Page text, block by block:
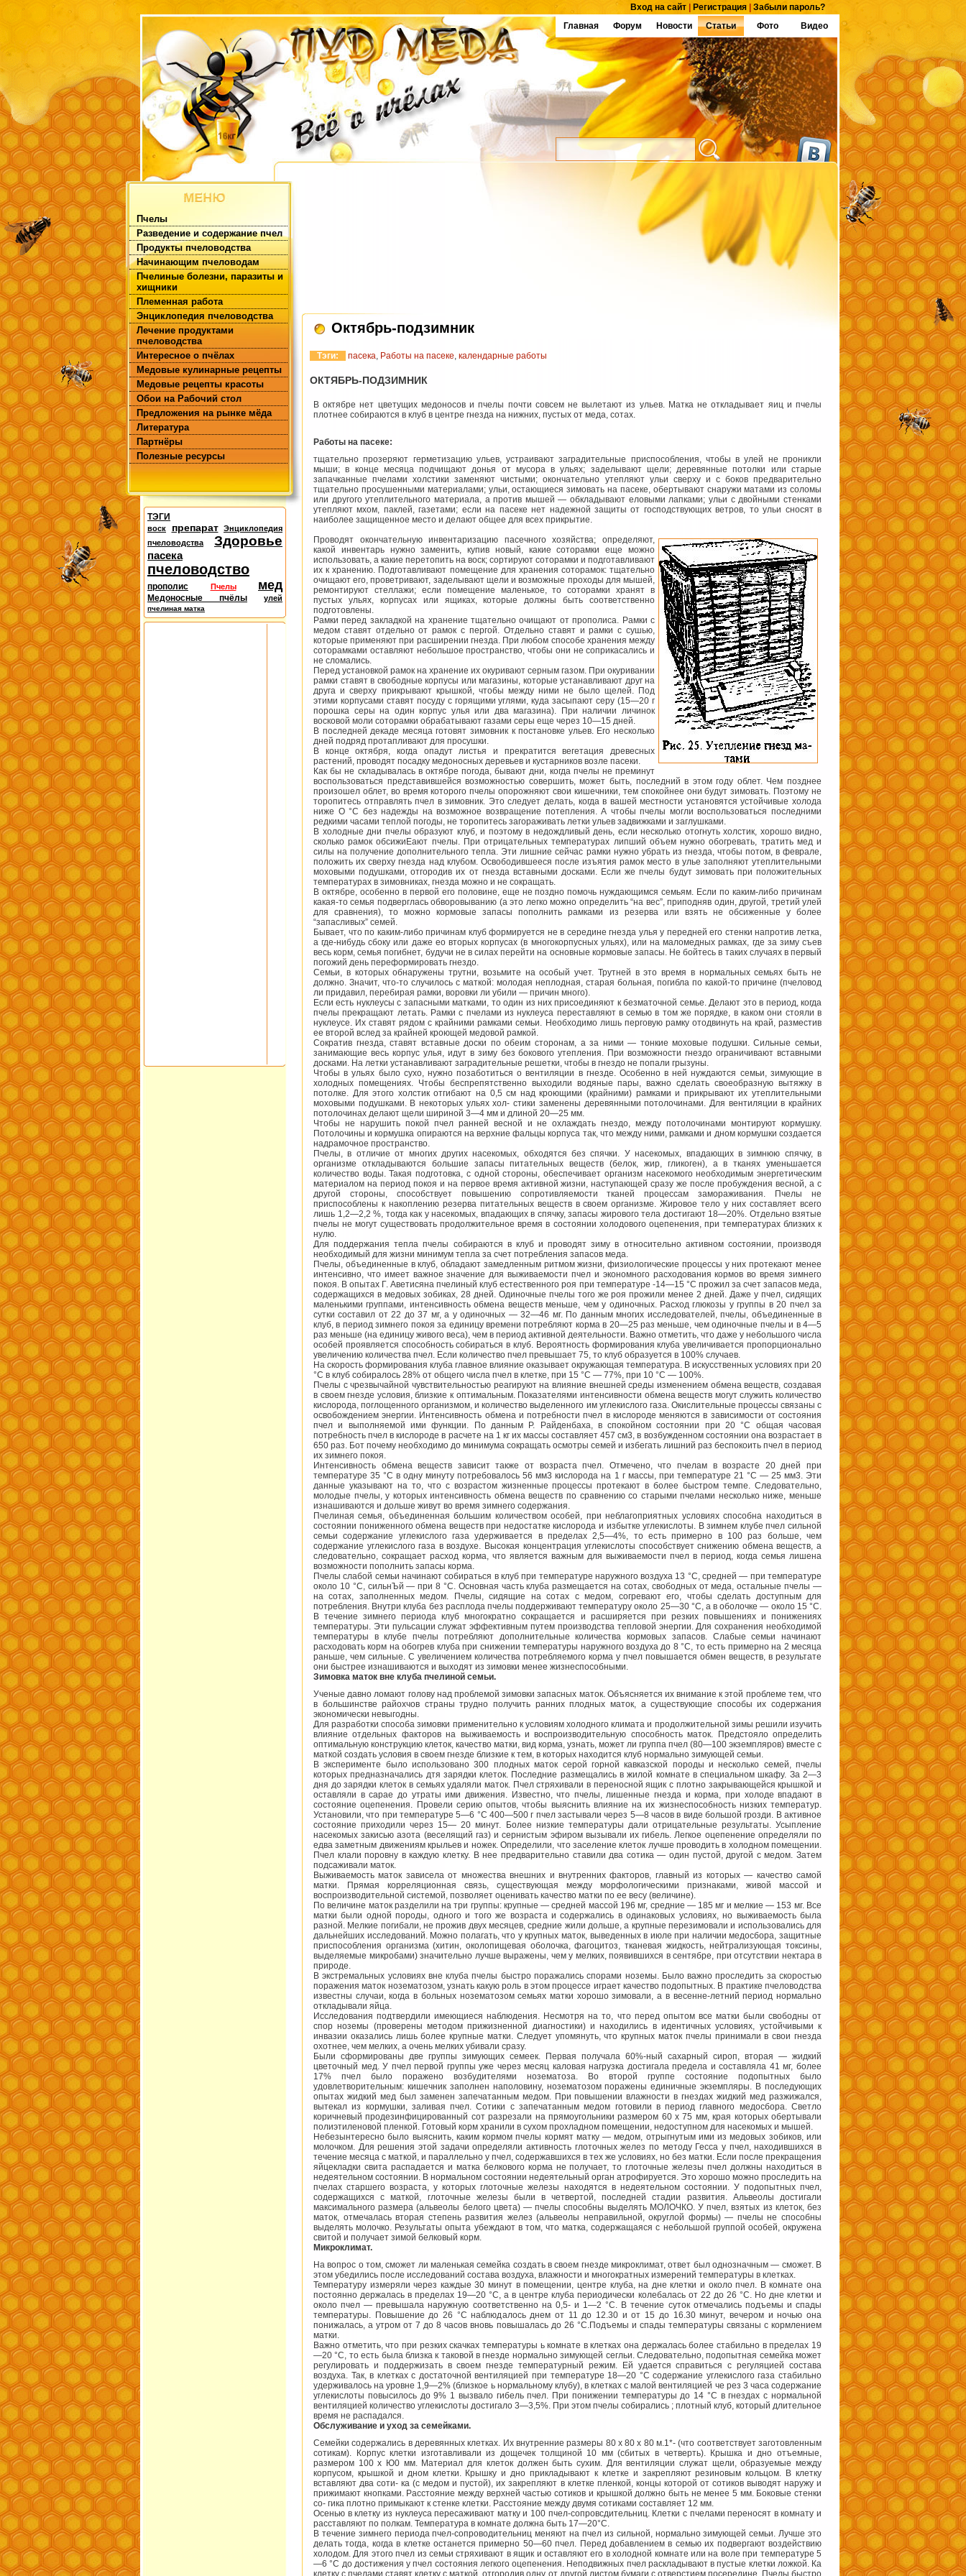
Вход на сайт Регистрация
Забыли пароль?
Главная
Форум Новости Статьи Фото Видео
Пчелы
Разведение и содержание пчел
Продукты пчеловодства
Начинающим пчеловодам
Пчелиные болезни, паразиты и
хищники
Племенная работа
Энциклопедия пчеловодства
Лечение продуктами
пчеловодства
Интересное о пчёлах
Медовые кулинарные рецепты
Медовые рецепты красоты
Обои на Рабочий стол
Предложения на рынке мёда
Литература
Партнёры
Полезные ресурсы
ТЭГИ
воск препарат
Энциклопедия
пчеловодства
Здоровье
пасека
пчеловодство
прополис Пчелы мед
Медоносные пчёлы улей
пчелиная матка
Октябрь-подзимник
Тэги: пасека, Работы на пасеке, календарные работы
ОКТЯБРЬ-ПОДЗИМНИК
В октябре нет цветущих медоносов и пчелы почти совсем не вылетают из ульев. Матка не откладывает яиц и пчелы
плотнее собираются в клуб в центре гнезда на нижних, пустых от меда, сотах.
Работы на пасеке:
тщательно прозеряют герметизацию ульев, устраивают заградительные приспособления, чтобы в улей не проникли
мыши; в конце месяца подчищают донья от мусора в ульях; заделывают щели; деревянные потолки или старые
запачканные пчелами холстики заменяют чистыми; окончательно утепляют ульи сверху и с боков предварительно
тщательно просушенными материалами; ульи, остающиеся зимовать на пасеке, обертывают снаружи матами из соломы
или другого утеплительного материала, а против мышей — обкладывают еловыми лапками; ульи с двойными стенками
утепляют мхом, паклей, газетами; если на пасеке нет надежной защиты от господствующих ветров, то ульи сносят в
наиболее защищенное место и делают общее для всех прикрытие.
Проводят окончательную инвентаризацию пасечного хозяйства; определяют,
какой инвентарь нужно заменить, купив новый, какие соторамки еще можно
использовать, а какие перетопить на воск; сортируют соторамки и подготавливают
их к хранению. Подготавливают помещение для хранения соторамок: тщательно
очищают его, проветривают, заделывают щели и возможные проходы для мышей,
ремонтируют стеллажи; если помещение маленькое, то соторамки хранят в
пустых ульях, корпусах или ящиках, которые должны быть соответственно
подготовлены.
Рамки перед закладкой на хранение тщательно очищают от прополиса. Рамки с
медом ставят отдельно от рамок с пергой. Отдельно ставят и рамки с сушью,
которые применяют при расширении гнезда. При любом способе хранения между
соторамками оставляют небольшое пространство, чтобы они не соприкасались и
не сломались.
Перед установкой рамок на хранение их окуривают серным газом. При окуривании
рамки ставят в свободные корпусы или магазины, которые устанавливают друг на
друга и сверху прикрывают крышкой, чтобы между ними не было щелей. Под
этими корпусами ставят посуду с горящими углями, куда засыпают серу (15—20 г
порошка серы на один корпус улья или два магазина). При наличии личинок
восковой моли соторамки обрабатывают газами серы еще через 10—15 дней.
В последней декаде месяца готовят зимовник к постановке ульев. Его несколько
дней подряд протапливают для просушки.
В конце октября, когда опадут листья и прекратится вегетация древесных
растений, проводят посадку медоносных деревьев и кустарников возле пасеки.
Как бы не складывалась в октябре погода, бывают дни, когда пчелы не преминут
воспользоваться представившейся возможностью совершить, может быть, последний в этом году облет. Чем позднее
произошел облет, во время которого пчелы опорожняют свои кишечники, тем спокойнее они будут зимовать. Поэтому не
торопитесь отправлять пчел в зимовник. Это следует делать, когда в вашей местности установятся устойчивые холода
ниже О °С без надежды на возможное возвращение потепления. А чтобы пчелы могли воспользоваться последними
редкими часами теплой погоды, не торопитесь загораживать летки ульев задвижками и заглушками.
В холодные дни пчелы образуют клуб, и поэтому в недождливый день, если несколько отогнуть холстик, хорошо видно,
сколько рамок обсижиЕают пчелы. При отрицательных температурах липший объем нужно обогревать, тратить мед и
силы на получение дополнительного тепла. Эти лишние сейчас рамки нужно убрать из гнезда, чтобы потом, в феврале,
положить их сверху гнезда над клубом. Освободившееся после изъятия рамок место в улье заполняют утеплительными
моховыми подушками, отгородив их от гнезда вставными досками. Если же пчелы будут зимовать при положительных
температурах в зимовниках, гнезда можно и не сокращать.
В октябре, особенно в первой его половине, еще не поздно помочь нуждающимся семьям. Если по каким-либо причинам
какая-то семья подверглась обворовыванию (а это легко можно определить “на вес”, приподняв один, другой, третий улей
для сравнения), то можно кормовые запасы пополнить рамками из резерва или взять не обсиженные у более
“запасливых” семей.
Бывает, что по каким-либо причинам клуб формируется не в середине гнезда улья у передней его стенки напротив летка,
а где-нибудь сбоку или даже ео вторых корпусах (в многокорпусных ульях), или на маломедных рамках, где за зиму съев
весь корм, семья погибнет, будучи не в силах перейти на основные кормовые запасы. Не бойтесь в таких случаях в первый
погожий день переформировать гнездо.
Семьи, в которых обнаружены трутни, возьмите на особый учет. Трутней в это время в нормальных семьях быть не
должно. Значит, что-то случилось с маткой: молодая неплодная, старая больная, погибла по какой-то причине (пчеловод
ли придавил, перебирая рамки, воровки ли убили — причин много).
Если есть нуклеусы с запасными матками, то один из них присоединяют к безматочной семье. Делают это в период, когда
пчелы прекращают летать. Рамки с пчелами из нуклеуса переставляют в семью в том же порядке, в каком они стояли в
нуклеусе. Их ставят рядом с крайними рамками семьи. Необходимо лишь перговую рамку отодвинуть на край, разместив
ее второй вслед за крайней кроющей медовой рамкой.
Сократив гнезда, ставят вставные доски по обеим сторонам, а за ними — тонкие моховые подушки. Сильные семьи,
занимающие весь корпус улья, идут в зиму без бокового утепления. При возможности гнездо ограничивают вставными
досками. На летки устанавливают заградительные решетки, чтобы в гнездо не попали грызуны.
Чтобы в ульях было сухо, нужно позаботиться о вентиляции в гнезде. Особенно в ней нуждаются семьи, зимующие в
холодных помещениях. Чтобы беспрепятственно выходили водяные пары, важно сделать своеобразную вытяжку в
потолке. Для этого холстик отгибают на 0,5 см над кроющими (крайними) рамками и прикрывают их утеплительными
моховыми подушками. В некоторых ульях хол- стики заменены деревянными потолочинами. Для вентиляции в крайних
потолочинах делают щели шириной 3—4 мм и длиной 20—25 мм.
Чтобы не нарушить покой пчел ранней весной и не охлаждать гнездо, между потолочинами монтируют кормушку.
Потолочины и кормушка опираются на верхние фальцы корпуса так, что между ними, рамками и дном кормушки создается
надрамочное пространство.
Пчелы, в отличие от многих других насекомых, обходятся без спячки. У насекомых, впадающих в зимнюю спячку, в
организме откладываются большие запасы питательных веществ (белок, жир, гликоген), а в тканях уменьшается
количество воды. Такая подготовка, с одной стороны, обеспечивает организм насекомого необходимым энергетическим
материалом на период покоя и на первое время активной жизни, наступающей сразу же после пробуждения весной, а с
другой стороны, способствует повышению сопротивляемости тканей процессам замораживания. Пчелы не
приспособлены к накоплению резерва питательных веществ в своем организме. Жировое тело у них составляет всего
лишь 1,2—2,2 %, тогда как у насекомых, впадающих в спячку, запасы жирового тела достигают 18—20%. Отдельно взятые
пчелы не могут существовать продолжительное время в состоянии холодового оцепенения, при температурах близких к
нулю.
Для поддержания тепла пчелы собираются в клуб и проводят зиму в относительно активном состоянии, производя
необходимый для жизни минимум тепла за счет потребления запасов меда.
Пчелы, объединенные в клуб, обладают замедленным ритмом жизни, физиологические процессы у них протекают менее
интенсивно, что имеет важное значение для выживаемости пчел и экономного расходования кормов во время зимнего
покоя. В опытах Г. Аветисяна пчелиный клуб естественного роя при температуре -14—15 °С прожил за счет запасов меда,
содержащихся в медовых зобиках, 28 дней. Одиночные пчелы того же роя прожили менее 2 дней. Даже у пчел, сидящих
маленькими группами, интенсивность обмена веществ меньше, чем у одиночных. Расход глюкозы у группы в 20 пчел за
сутки составил от 22 до 37 мг, а у одиночных — 32—46 мг. По данным многих исследователей, пчелы, объединенные в
клуб, в период зимнего покоя за единицу времени потребляют корма в 20—25 раз меньше, чем одиночные пчелы и в 4—5
раз меньше (на единицу живого веса), чем в период активной деятельности. Важно отметить, что даже у небольшого числа
особей проявляется способность собираться в клуб. Вероятность формирования клуба увеличивается пропорционально
увеличению количества пчел. Если количество пчел превышает 75, то клуб образуется в 100% случаев.
На скорость формирования клуба главное влияние оказывает окружающая температура. В искусственных условиях при 20
°С в клуб собиралось 28% от общего числа пчел в клетке, при 15 °С — 77%, при 10 °С — 100%.
Пчелы с чрезвычайной чувствительностью реагируют на влияние внешней среды изменением обмена веществ, создавая
в своем гнезде условия, близкие к оптимальным. Показателями интенсивности обмена веществ могут служить количество
кислорода, поглощенного организмом, и количество выделенного им углекислого газа. Окислительные процессы связаны с
освобождением энергии. Интенсивность обмена и потребности пчел в кислороде меняются в зависимости от состояния
пчел и выполняемой ими функции. По данным Р. Райденбаха, в спокойном состоянии при 20 °С общая часовая
потребность пчел в кислороде в расчете на 1 кг их массы составляет 457 см3, в возбужденном состоянии она возрастает в
650 раз. Бот почему необходимо до минимума сокращать осмотры семей и избегать лишний раз беспокоить пчел в период
их зимнего покоя.
Интенсивность обмена веществ зависит также от возраста пчел. Отмечено, что пчелам в возрасте 20 дней при
температуре 35 °С в одну минуту потребовалось 56 мм3 кислорода на 1 г массы, при температуре 21 °С — 25 мм3. Эти
данные указывают на то, что с возрастом жизненные процессы протекают в более быстром темпе. Следовательно,
молодые пчелы, у которых интенсивность обмена веществ по сравнению со старыми пчелами несколько ниже, меньше
изнашиваются и дольше живут во время зимнего содержания.
Пчелиная семья, объединенная большим количеством особей, при неблагоприятных условиях способна находиться в
состоянии пониженного обмена веществ при недостатке кислорода и избытке углекислоты. В зимнем клубе пчел сильной
семьи содержание углекислого газа удерживается в пределах 2,5—4%, то есть примерно в 100 раз больше, чем
содержание углекислого газа в воздухе. Высокая концентрация углекислоты способствует снижению обмена веществ, а
следовательно, сокращает расход корма, что является важным для выживаемости пчел в период, когда семья лишена
возможности пополнить запасы корма.
Пчелы слабой семьи начинают собираться в клуб при температуре наружного воздуха 13 °С, средней — при температуре
около 10 °С, сильнЪй — при 8 °С. Основная часть клуба размещается на сотах, свободных от меда, остальные пчелы —
на сотах, заполненных медом. Пчелы, сидящие на сотах с медом, согревают его, чтобы сделать доступным для
потребления. Внутри клуба без расплода пчелы поддерживают температуру около 25—30 °С, а в оболочке — около 15 °С.
В течение зимнего периода клуб многократно сокращается и расширяется при резких повышениях и понижениях
температуры. Эти пульсации служат эффективным путем производства тепловой энергии. Для сохранения необходимой
температуры в клубе пчелы потребляют дополнительные количества кормовых запасов. Слабые семьи начинают
расходовать корм на обогрев клуба при снижении температуры наружного воздуха до 8 °С, то есть примерно на 2 месяца
раньше, чем сильные. С увеличением количества потребляемого корма у пчел повышается обмен веществ, в результате
они быстрее изнашиваются и выходят из зимовки менее жизнеспособными.
Зимовка маток вне клуба пчелиной семьи.
Ученые давно ломают голову над проблемой зимовки запасных маток. Объясняется их внимание к этой проблеме тем, что
в большинстве райохчов страны трудно получить ранних плодных маток, а существующие способы их содержания
экономически невыгодны.
Для разработки способа зимовки применительно к условиям холодного климата и продолжительной зимы решили изучить
влияние отдельных факторов на выживаемость и воспроизводительную способность маток. Предстояло определить
оптимальную конструкцию клеток, качество матки, вид корма, узнать, может ли группа пчел (80—100 экземпляров) вместе с
маткой создать условия в своем гнезде близкие к тем, в которых находится клуб нормально зимующей семьи.
В эксперименте было использовано 300 плодных маток серой горной кавказской породы и несколько семей, пчелы
которых предназначались дтя зарядки клеток. Последние размещались в жилой комнате в специальном шкафу. За 2—3
дня до зарядки клеток в семьях удаляли маток. Пчел стряхивали в переносной ящик с плотно закрывающейся крышкой и
оставляли в сарае до утраты ими движения. Известно, что пчелы, лишенные гнезда и корма, при холоде впадают в
состояние оцепенения. Провели серию опытов, чтобы выяснить влияние на их жизнеспособность низких температур.
Установили, что при температуре 5—6 °С 400—500 г пчел застывали через 5—8 часов в виде большой грозди. В активное
состояние приходили через 15— 20 минут. Более низкие температуры дали отрицательные результаты. Усыпление
насекомых закисью азота (веселящий газ) и сернистым эфиром вызывали их гибель. Легкое оцепенение определяли по
едва заметным движениям крыльев и ножек. Определили, что заселение клеток лучше проводить в холодном помещении.
Пчел клали поровну в каждую клетку. В нее предварительно ставили два сотика — один пустой, другой с медом. Затем
подсаживали маток.
Выживаемость маток зависела от множества внешних и внутренних факторов, главный из которых — качество самой
матки. Прямая корреляционная связь, существующая между морфологическими признаками, живой массой и
воспроизводительной системой, позволяет оценивать качество матки по ее весу (величине).
По величине маток разделили на три группы: крупные — средней массой 196 мг, средние — 185 мг и мелкие — 153 мг. Все
матки были одной породы, одного и того же возраста и содержались в одинаковых условиях, но выживаемость была
разной. Мелкие погибали, не прожив двух месяцев, средние жили дольше, а крупные перезимовали и использовались для
дальнейших исследований. Можно полагать, что у крупных маток, выведенных в июле при наличии медосбора, защитные
приспособления организма (хитин, околопищевая оболочка, фагоцитоз, тканевая жидкость, нейтрализующая токсины,
выделяемые микробами) значительно лучше выражены, чем у мелких, появившихся в сентябре, при отсутствии нектара в
природе.
В экстремальных условиях вне клуба пчелы быстро поражались спорами ноземы. Было важно проследить за скоростью
поражения маток нозематозом, узнать какую роль в этом процессе играет качество подопытных. В практике пчеловодства
известны случаи, когда в больных нозематозом семьях матки хорошо зимовали, а в весенне-летний период нормально
откладывали яйца.
Исследования подтвердили имеющиеся наблюдения. Несмотря на то, что перед опытом все матки были свободны от
спор ноземы (проверены методом прижизненной диагностики) и находились в идентичных условиях, устойчивыми к
инвазии оказались лишь более крупные матки. Следует упомянуть, что крупных маток пчелы принимали в свои гнезда
охотнее, чем мелких, а очень мелких убивали сразу.
Были сформированы две группы зимующих семеек. Первая получала 60%-ный сахарный сироп, вторая — жидкий
цветочный мед. У пчел первой группы уже через месяц каловая нагрузка достигала предела и составляла 41 мг, более
17% пчел было поражено возбудителями нозематоза. Во второй группе состояние подопытных было
удовлетворительным: кишечник заполнен наполовину, нозематозом поражены единичные экземпляры. В последующих
опытах жидкий мед был заменен запечатанным медом. При повышении влажности в гнездах жидкий мед разжижался,
вытекал из кормушки, заливая пчел. Сотики с запечатанным медом готовили в период главного медосбора. Светло
коричневый продезинфицированный сот разрезали на прямоугольники размером 60 х 75 мм, края которых обертывали
полиэтиленовой пленкой. Готовый корм хранили в сухом прохладном помещении, недоступном для насекомых и мышей.
Небезынтересно было выяснить, каким кормом пчелы кормят матку — медом, отрыгнутым ими из медовых зобиков, или
молочком. Для решения этой задачи определяли активность глоточных желез по методу Гесса у пчел, находившихся в
течение месяца с маткой, и параллельно у пчел, содержавшихся в тех же условиях, но без матки. Если после прекращения
яйцекладки свита распадается и матка белкового корма не получает, то глоточные железы пчел должны находиться в
недеятельном состоянии. В нормальном состоянии недеятельный орган атрофируется. Это хорошо можно проследить на
пчелах старшего возраста, у которых глоточные железы находятся в недеятельном состоянии. У подопытных пчел,
содержащихся с маткой, глоточные железы были в четвертой, последней стадии развития. Альвеолы достигали
максимального размера (альвеолы белого цвета) — пчелы способны выделять МОЛОЧКО. У пчел, взятых из клеток, без
маток, отмечалась вторая степень развития желез (альвеолы неправильной, округлой формы) — пчелы не способны
выделять молочко. Результаты опыта убеждают в том, что матка, содержащаяся с небольшой группой особей, окружена
свитой и получает зимой белковый корм.
Микроклимат.
На вопрос о том, сможет ли маленькая семейка создать в своем гнезде микроклимат, ответ был однозначным — сможет. В
этом убедились после исследований состава воздуха, влажности и многократных измерений температуры в клетках.
Температуру измеряли через каждые 30 минут в помещении, центре клуба, на дне клетки и около пчел. В комнате она
постоянно держалась в пределах 19—20 °С, а в центре клуба периодически колебалась от 22 до 26 °С. Но дне клетки и
около пчел — превышала наружную соответственно на 0,5- и 1—2 °С. В течение суток отмечались подъемы и спады
температуры. Повышение до 26 °С наблюдалось днем от 11 до 12.30 и от 15 до 16.30 минут, вечером и ночью она
понижалась, а утром от 7 до 8 часов вновь повышалась до 26 °С.Подъемы и спады температуры связаны с кормлением
матки.
Важно отметить, что при резких скачках температуры ь комнате в клетках она держалась более стабильно в пределах 19
—20 °С, то есть была близка к таковой в гнезде нормально зимующей сегльи. Следовательно, подопытная семейка может
регулировать и поддержизать в своем гнезде температурный режим. Ей удается справиться с регуляцией состава
воздуха. Так, в клетках с достаточной вентиляцией при температуре 18—20 °С содержание углекислого газа стабильно
удерживалось на уровне 1,9—2% (близкое ь нормальному клубу), в клетках с малой вентиляцией че рез 3 часа содержание
углекислоты повысилось до 9% 1 вызвало гибель пчел. При понижении температуры до 14 °С в гнездах с нормальной
вентиляцией количество углекислоты достигало 3—3,5%. При этом пчелы собирались ; плотный клуб, который длительное
время не распадался.
Обслуживание и уход за семейками.
Семейки содержались в деревянных клетках. Их внутренние размеры 80 х 80 х 80 м.1*- (что соответствует заготовленным
сотикам). Корпус клетки изготавливали из дощечек толщиной 10 мм (сбитых в четверть). Крышка и дно отъемные,
размером 100 х Ю0 мм. Материал для клеток должен быть сухим. Для вентиляции служат щели, образуемые между
корпусом, крышкой и дном клетки. Крышку и дно прикладывают к клетке и закрепляют резиновым кольцом. В клетку
вставляют два соти- ка (с медом и пустой), их закрепляют в клетке пленкой, концы которой от сотиков выводят наружу и
прижимают кнопками. Расстояние между верхней частью сотиков и крышкой должно быть не менее 5 мм. Боковые стенки
со- гика плотно примыкают к стенке клетки. Расстояние между двумя сотиками составляет 12 мм.
Осенью в клетку из нуклеуса пересаживают матку и 100 пчел-сопровсдительниц. Клетки с пчелами переносят в комнату и
расставляют по полкам. Температура в комнате должна быть 17—20°С.
В течение зимнего периода пчел-сопроводительниц меняют на пчел из сильной, нормально зимующей семьи. Лучше это
делать тогда, когда в клетке останется примерно 50—60 пчел. Перед добавлением в семью их подвергают воздействию
холодом. Для этого пчел из семьи стряхивают в ящик и оставляют его в холодной комнате или на воле при температуре 5
—6 °С до достижения у пчел состояния легкого оцепенения. Неподвижных пчел раскладывают в пустые клетки ложкой. Ка
клетку с пчелами ставят клетку с маткой, отгородив одну от другой листом бумаги с отверстием посередине. Пчелы быстро